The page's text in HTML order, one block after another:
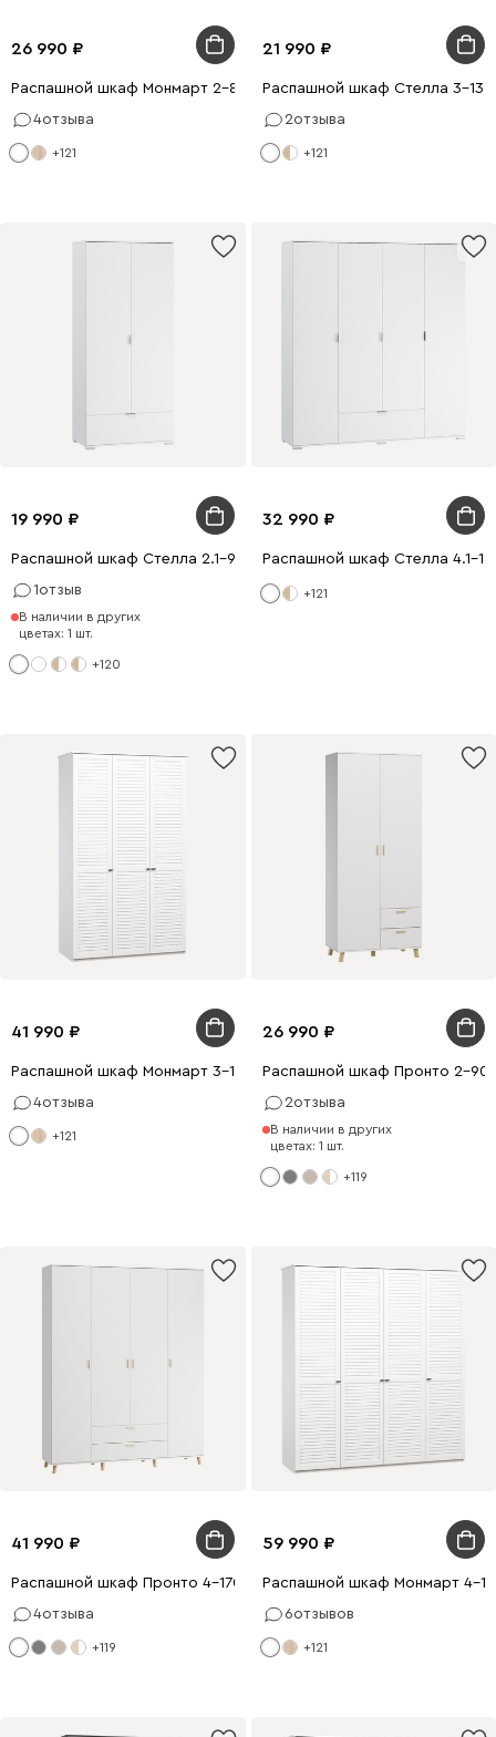
26 990
Распашной шкаф Монмарт 2-80x210 Белый
4отзыва
+121
21 990
Распашной шкаф Стелла 3-
2отзыва
+121
19 990
Распашной шкаф Стелла 2.1-90x200 Белый
1отзыв
В наличии в других
цветах: 1 шт.
+120
32 990
Распашной шкаф Стелла 4.1-
+121
41 990
Распашной шкаф Монмарт 3-120x220 Белый
4отзыва
+121
26 990
Распашной шкаф Пронто 2-
2отзыва
В наличии в других
цветах: 1 шт.
+119
41 990
Распашной шкаф Пронто 4-170x210 Белый
4отзыва
+119
59 990
Распашной шкаф Монмарт 4-
6отзывов
+121